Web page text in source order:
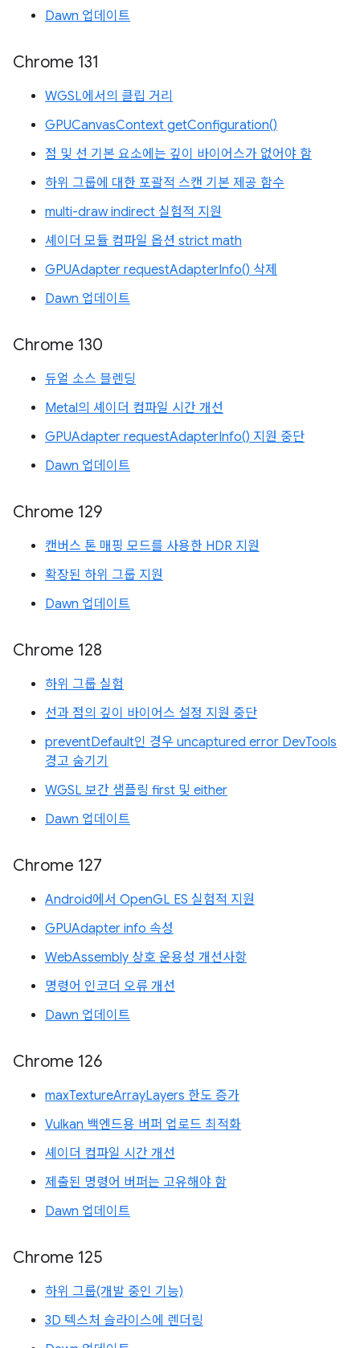
Dawn 업데이트
Chrome 131
WGSL에서의 클립 거리
GPUCanvasContext getConfiguration()
점 및 선 기본 요소에는 깊이 바이어스가 없어야 함
하위 그룹에 대한 포괄적 스캔 기본 제공 함수
multi-draw indirect 실험적 지원
셰이더 모듈 컴파일 옵션 strict math
GPUAdapter requestAdapterInfo() 삭제
Dawn 업데이트
Chrome 130
듀얼 소스 블렌딩
Metal의 셰이더 컴파일 시간 개선
GPUAdapter requestAdapterInfo() 지원 중단
Dawn 업데이트
Chrome 129
캔버스 톤 매핑 모드를 사용한 HDR 지원
확장된 하위 그룹 지원
Dawn 업데이트
Chrome 128
하위 그룹 실험
선과 점의 깊이 바이어스 설정 지원 중단
preventDefault인 경우 uncaptured error DevTools
경고 숨기기
WGSL 보간 샘플링 first 및 either
Dawn 업데이트
Chrome 127
Android에서 OpenGL ES 실험적 지원
GPUAdapter info 속성
WebAssembly 상호 운용성 개선사항
명령어 인코더 오류 개선
Dawn 업데이트
Chrome 126
maxTextureArrayLayers 한도 증가
Vulkan 백엔드용 버퍼 업로드 최적화
셰이더 컴파일 시간 개선
제출된 명령어 버퍼는 고유해야 함
Dawn 업데이트
Chrome 125
하위 그룹(개발 중인 기능)
3D 텍스처 슬라이스에 렌더링